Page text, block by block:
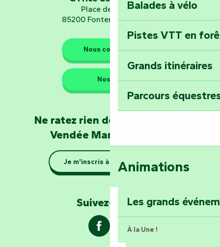
Les gardiens de la nature
Se la couler
barque dans le
Explorez la
Balades à vélo
Pistes VTT en
Grands itinéraires
Parcours
Animations
Les grands
À la Une !
Place de Verdun
85200 Fontenay-le-Comte
Nous contacter
Nos QG
Ne ratez rien de l'actualité en
Vendée Marais Poitevin
Je m'inscris à la newsletter
Suivez-nous !